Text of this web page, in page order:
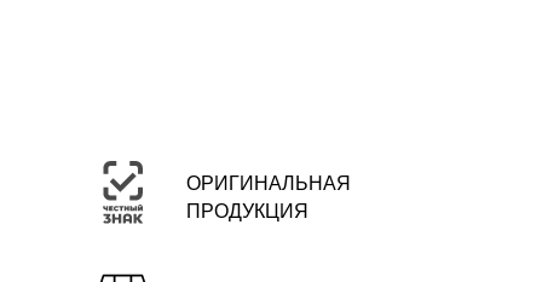
ОРИГИНАЛЬНАЯ
ПРОДУКЦИЯ